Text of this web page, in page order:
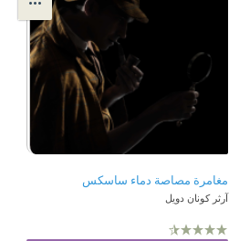
مغامرة مصاصة دماء ساسكس
آرثر كونان دويل